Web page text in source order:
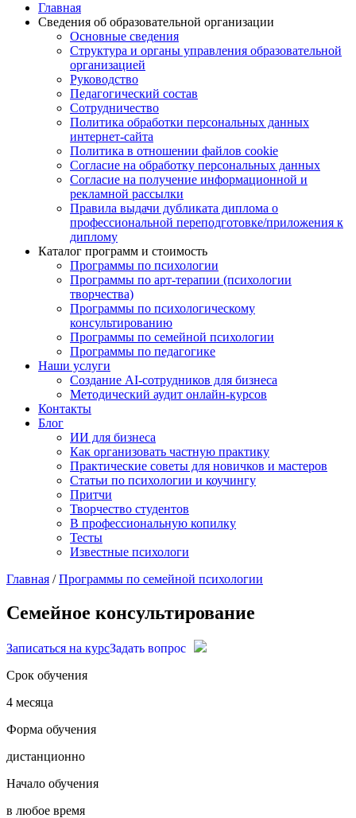
Главная
Сведения об образовательной организации
Основные сведения
Структура и органы управления образовательной
организацией
Руководство
Педагогический состав
Сотрудничество
Политика обработки персональных данных
интернет-сайта
Политика в отношении файлов cookie
Согласие на обработку персональных данных
Согласие на получение информационной и
рекламной рассылки
Правила выдачи дубликата диплома о
профессиональной переподготовке/приложения к
диплому
Каталог программ и стоимость
Программы по психологии
Программы по арт-терапии (психологии
творчества)
Программы по психологическому
консультированию
Программы по семейной психологии
Программы по педагогике
Наши услуги
Создание AI-сотрудников для бизнеса
Методический аудит онлайн-курсов
Контакты
Блог
ИИ для бизнеса
Как организовать частную практику
Практические советы для новичков и мастеров
Статьи по психологии и коучингу
Притчи
Творчество студентов
В профессиональную копилку
Тесты
Известные психологи
Главная /Программы по семейной психологии
Семейное консультирование
Записаться на курсЗадать вопрос
Срок обучения
4 месяца
Форма обучения
дистанционно
Начало обучения
в любое время